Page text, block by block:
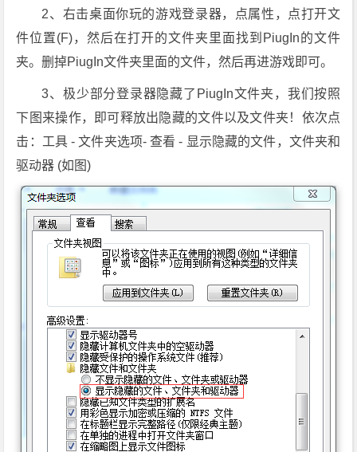
2、右击桌面你玩的游戏登录器，点属性，点打开文
件位置(F)，然后在打开的文件夹里面找到PiugIn的文件
夹。删掉PiugIn文件夹里面的文件，然后再进游戏即可。
3、极少部分登录器隐藏了PiugIn文件夹，我们按照
下图来操作，即可释放出隐藏的文件以及文件夹！依次点
击：工具 - 文件夹选项- 查看 - 显示隐藏的文件，文件夹和
驱动器 (如图)